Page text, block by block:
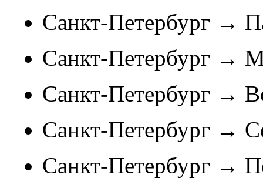
Санкт-Петербург →
Санкт-Петербург →
Санкт-Петербург →
Санкт-Петербург →
Санкт-Петербург →